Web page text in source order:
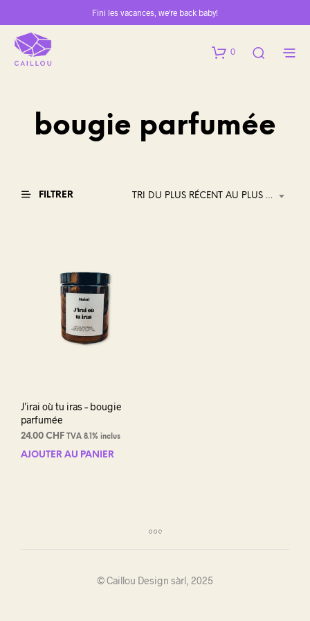
Fini les vacances, we're back baby!
0
bougie parfumée
FILTRER TRI DU PLUS RÉCENT AU PLUS ANCIEN
J’irai où tu iras – bougie
parfumée
24.00 CHF TVA 8.1% inclus
AJOUTER AU PANIER
© Caillou Design sàrl, 2025